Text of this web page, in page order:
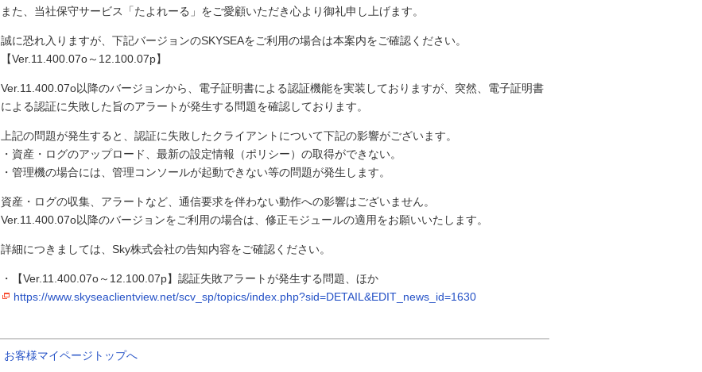
また、当社保守サービス「たよれーる」をご愛顧いただき心より御礼申し上げます。
誠に恐れ入りますが、下記バージョンのSKYSEAをご利用の場合は本案内をご確認ください。
【Ver.11.400.07o～12.100.07p】
Ver.11.400.07o以降のバージョンから、電子証明書による認証機能を実装しておりますが、突然、電子証明書
による認証に失敗した旨のアラートが発生する問題を確認しております。
上記の問題が発生すると、認証に失敗したクライアントについて下記の影響がございます。
・資産・ログのアップロード、最新の設定情報（ポリシー）の取得ができない。
・管理機の場合には、管理コンソールが起動できない等の問題が発生します。
資産・ログの収集、アラートなど、通信要求を伴わない動作への影響はございません。
Ver.11.400.07o以降のバージョンをご利用の場合は、修正モジュールの適用をお願いいたします。
詳細につきましては、Sky株式会社の告知内容をご確認ください。
・【Ver.11.400.07o～12.100.07p】認証失敗アラートが発生する問題、ほか
https://www.skyseaclientview.net/scv_sp/topics/index.php?sid=DETAIL&EDIT_news_id=1630
お客様マイページトップへ